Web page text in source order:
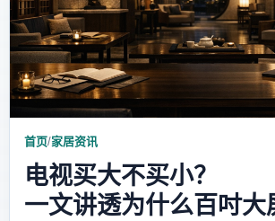
家具知识 家居文化
家装攻略 创意家居
首页/家居资讯
电视买大不买小？
一文讲透为什么百吋大